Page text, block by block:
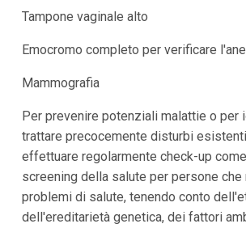
Tampone vaginale alto
Emocromo completo per verificare
Mammografia
Per prevenire potenziali malattie o per
trattare precocemente disturbi
effettuare regolarmente check-up
screening della salute per persone che
problemi di salute, tenendo conto
dell'ereditarietà genetica, dei fattori